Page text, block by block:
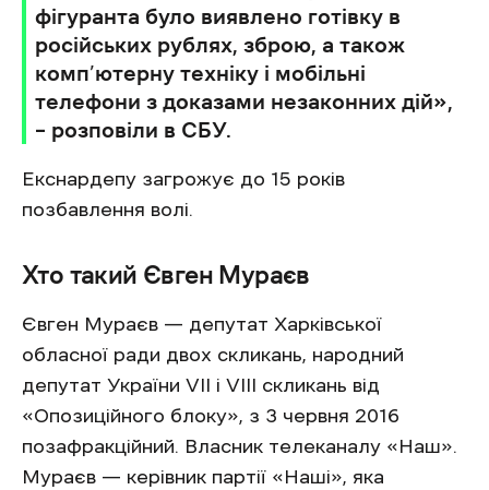
фігуранта було виявлено готівку в
російських рублях, зброю, а також
комп’ютерну техніку і мобільні
телефони з доказами незаконних дій»,
– розповіли в СБУ.
Екснардепу загрожує до 15 років
позбавлення волі.
Хто такий Євген Мураєв
Євген Мураєв — депутат Харківської
обласної ради двох скликань, народний
депутат України VII і VIII скликань від
«Опозиційного блоку», з 3 червня 2016
позафракційний. Власник телеканалу «Наш».
Мураєв — керівник партії «Наші», яка